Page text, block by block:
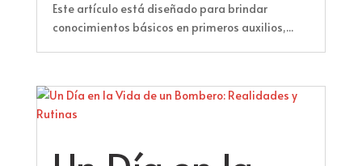
Este artículo está diseñado para brindar
conocimientos básicos en primeros auxilios,...